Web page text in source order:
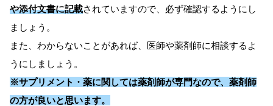
や添付文書に記載されていますので、必ず確認するようにし
ましょう。
また、わからないことがあれば、医師や薬剤師に相談するよ
うにしましょう。
※サプリメント・薬に関しては薬剤師が専門なので、薬剤師
の方が良いと思います。